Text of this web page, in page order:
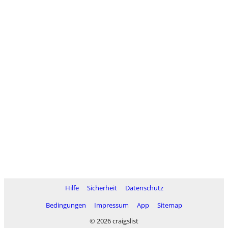
Hilfe Sicherheit
Datenschutz
Bedingungen
Impressum App
Sitemap
© 2026 craigslist